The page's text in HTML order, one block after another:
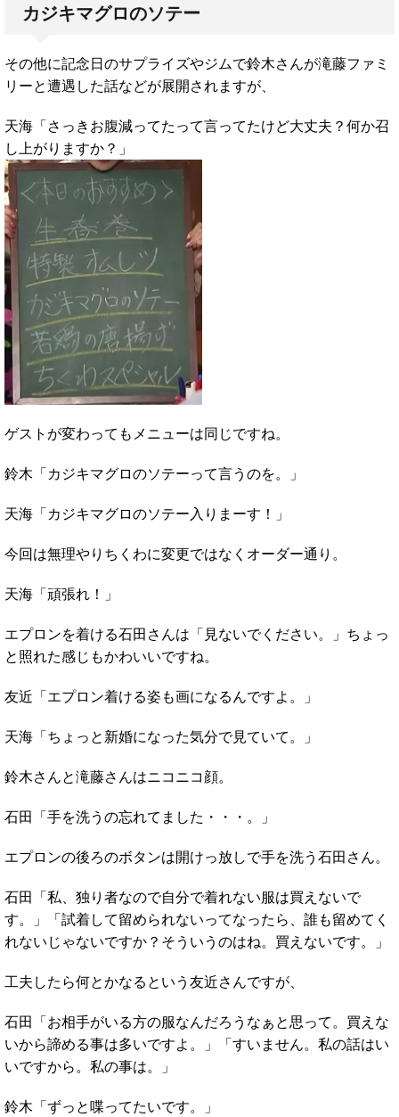
カジキマグロのソテー
その他に記念日のサプライズやジムで鈴木さんが滝藤ファミ
リーと遭遇した話などが展開されますが、
天海「さっきお腹減ってたって言ってたけど大丈夫？何か召
し上がりますか？」
ゲストが変わってもメニューは同じですね。
鈴木「カジキマグロのソテーって言うのを。」
天海「カジキマグロのソテー入りまーす！」
今回は無理やりちくわに変更ではなくオーダー通り。
天海「頑張れ！」
エプロンを着ける石田さんは「見ないでください。」ちょっ
と照れた感じもかわいいですね。
友近「エプロン着ける姿も画になるんですよ。」
天海「ちょっと新婚になった気分で見ていて。」
鈴木さんと滝藤さんはニコニコ顔。
石田「手を洗うの忘れてました・・・。」
エプロンの後ろのボタンは開けっ放しで手を洗う石田さん。
石田「私、独り者なので自分で着れない服は買えないで
す。」「試着して留められないってなったら、誰も留めてく
れないじゃないですか？そういうのはね。買えないです。」
工夫したら何とかなるという友近さんですが、
石田「お相手がいる方の服なんだろうなぁと思って。買えな
いから諦める事は多いですよ。」「すいません。私の話はい
いですから。私の事は。」
鈴木「ずっと喋ってたいです。」